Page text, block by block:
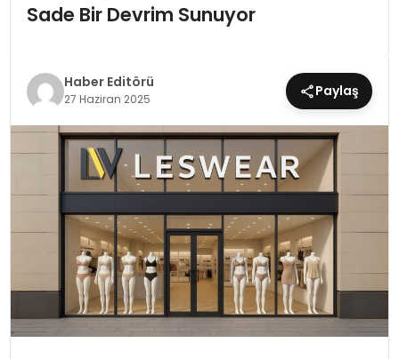
TEKNOLOJI
EĞITIM
MAGAZIN
Sade Bir Devrim Sunuyor
Haber Editörü
27 Haziran 2025 Paylaş